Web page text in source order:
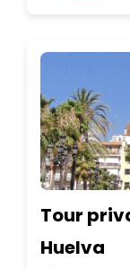
Tour
Huelva